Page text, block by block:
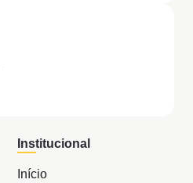
Institucional
Início